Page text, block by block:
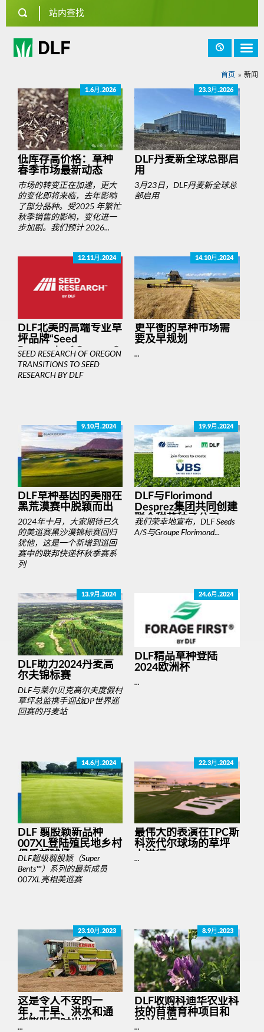
首页 新闻
低库存高价格：草种
春季市场最新动态
市场的转变正在加速，更大
的变化即将来临，去年影响
了部分品种。受2025 年繁忙
秋季销售的影响，变化进一
步加剧。我们预计 2026...
1.6月.2026
DLF丹麦新全球总部启
用
3月23日，DLF丹麦新全球总
部启用
23.3月.2026
DLF北美的高端专业草
坪品牌“Seed
Research of Oregon®
”正式更名为“Seed
Research by DLF™”
SEED RESEARCH OF OREGON
TRANSITIONS TO SEED
RESEARCH BY DLF
12.11月.2024
更平衡的草种市场需
要及早规划
...
14.10月.2024
DLF草种基因的美丽在
黑荒漠赛中脱颖而出
2024年十月，大家期待已久
的美巡赛黑沙漠锦标赛回归
犹他，这是一个新增到巡回
赛中的联邦快递杯秋季赛系
列
9.10月.2024
DLF与Florimond
Desprez集团共同创建
联合甜菜种子公司
我们荣幸地宣布，DLF Seeds
A/S与Groupe Florimond...
19.9月.2024
DLF助力2024丹麦高
尔夫锦标赛
DLF与莱尔贝克高尔夫度假村
草坪总监携手迎战DP世界巡
回赛的丹麦站
13.9月.2024
DLF精品草种登陆
2024欧洲杯
...
24.6月.2024
DLF 翦股颖新品种
007XL登陆殖民地乡村
俱乐部球场
DLF超级翦股颖（Super
Bents™）系列的最新成员
007XL亮相美巡赛
14.6月.2024
最伟大的表演在TPC斯
科茨代尔球场的草坪
...
22.3月.2024
这是令人不安的一
年，干旱、洪水和通
...
23.10月.2023
DLF收购科迪华农业科
技的苜蓿育种项目和
...
8.9月.2023